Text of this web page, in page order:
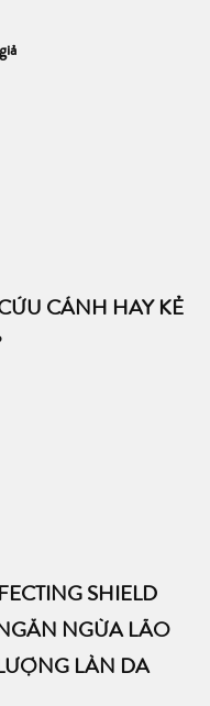
CÁNH HAY KẺ
SHIELD
NGỪA LÃO
LÀN DA